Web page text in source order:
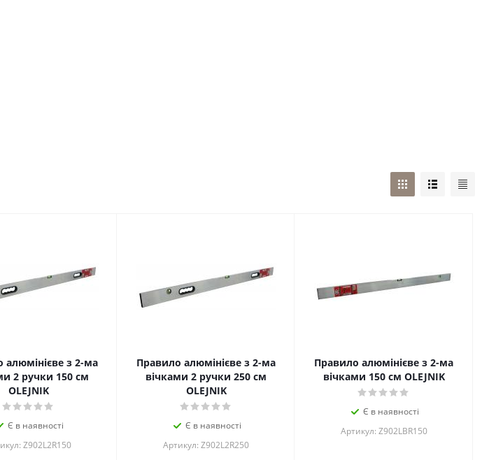
алюмінієве з 2-ма
ручки 150 см
OLEJNIK
Є в наявності
Z902L2R150
Правило алюмінієве з 2-ма
вічками 2 ручки 250 см
OLEJNIK
Є в наявності
Артикул: Z902L2R250
Правило алюмінієве з 2-ма
вічками 150 см OLEJNIK
Є в наявності
Артикул: Z902LBR150